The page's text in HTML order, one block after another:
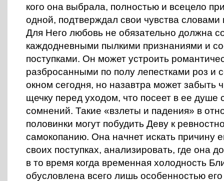
кого она выбрала, полностью и всецело
одной, подтверждал свои чувства словами
Для Него любовь не обязательно должна
каждодневными пылкими признаниями и
поступками. Он может устроить
разбросанными по полу лепестками роз и
окном сегодня, но назавтра может забыть
щечку перед уходом, что посеет в ее душе
сомнений. Такие «взлеты и падения» в
половинки могут побудить Деву к
самокопанию. Она начнет искать причину
своих поступках, анализировать, где она
в то время когда временная холодность
обусловлена всего лишь особенностью